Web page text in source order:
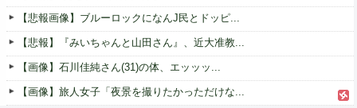
【悲報画像】ブルーロックになんJ民とドッピ...
【悲報】『みいちゃんと山田さん』、近大准教...
【画像】石川佳純さん(31)の体、エッッッ...
【画像】旅人女子「夜景を撮りたかっただけな...